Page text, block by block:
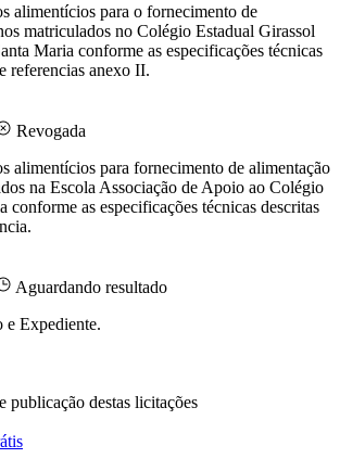
alimentícios para o fornecimento de
matriculados no Colégio Estadual Girassol
Maria conforme as especificações técnicas
referencias anexo II.
Revogada
alimentícios para fornecimento de alimentação
na Escola Associação de Apoio ao Colégio
conforme as especificações técnicas descritas
Aguardando resultado
e Expediente.
publicação destas licitações